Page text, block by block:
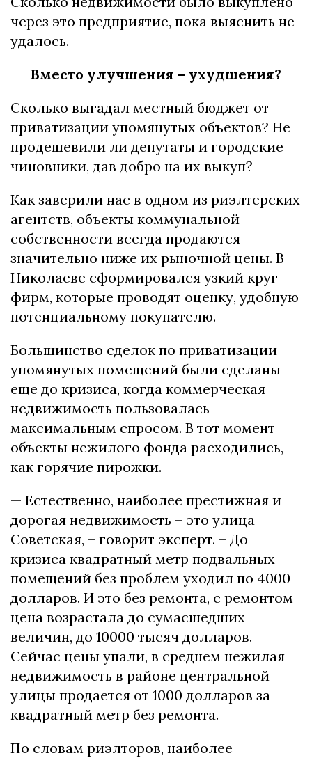
через это предприятие, пока выяснить не
удалось.
Вместо улучшения – ухудшения?
Сколько выгадал местный бюджет от
приватизации упомянутых объектов? Не
продешевили ли депутаты и городские
чиновники, дав добро на их выкуп?
Как заверили нас в одном из риэлтерских
агентств, объекты коммунальной
собственности всегда продаются
значительно ниже их рыночной цены. В
Николаеве сформировался узкий круг
фирм, которые проводят оценку, удобную
потенциальному покупателю.
Большинство сделок по приватизации
упомянутых помещений были сделаны
еще до кризиса, когда коммерческая
недвижимость пользовалась
максимальным спросом. В тот момент
объекты нежилого фонда расходились,
как горячие пирожки.
— Естественно, наиболее престижная и
дорогая недвижимость – это улица
Советская, – говорит эксперт. – До
кризиса квадратный метр подвальных
помещений без проблем уходил по 4000
долларов. И это без ремонта, с ремонтом
цена возрастала до сумасшедших
величин, до 10000 тысяч долларов.
Сейчас цены упали, в среднем нежилая
недвижимость в районе центральной
улицы продается от 1000 долларов за
квадратный метр без ремонта.
По словам риэлторов, наиболее